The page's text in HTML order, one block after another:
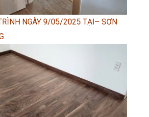
NGÀY 9/05/2025 TẠI– SƠN